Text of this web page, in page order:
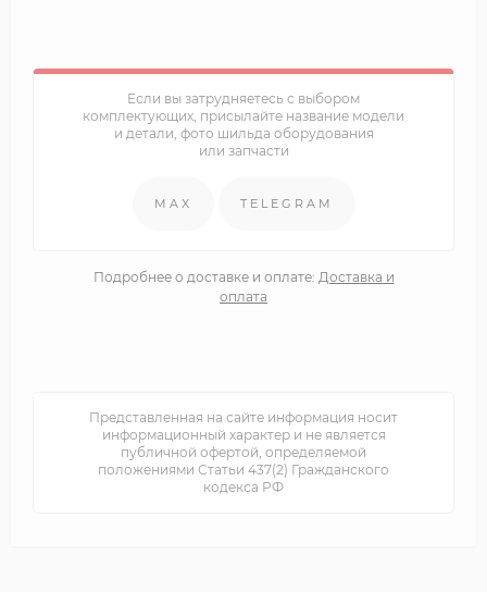
Если вы затрудняетесь с выбором
комплектующих, присылайте название модели
и детали, фото шильда оборудования
или запчасти
MAX TELEGRAM
Подробнее о доставке и оплате: Доставка и
оплата
Представленная на сайте информация носит
информационный характер и не является
публичной офертой, определяемой
положениями Статьи 437(2) Гражданского
кодекса РФ